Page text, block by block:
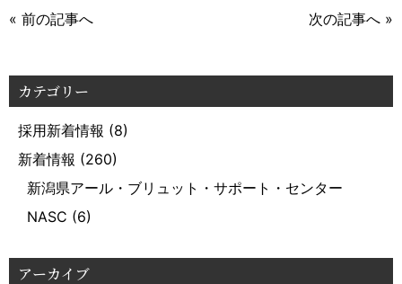
« 前の記事へ 次の記事へ »
カテゴリー
採用新着情報 (8)
新着情報 (260)
新潟県アール・ブリュット・サポート・センター
NASC (6)
アーカイブ